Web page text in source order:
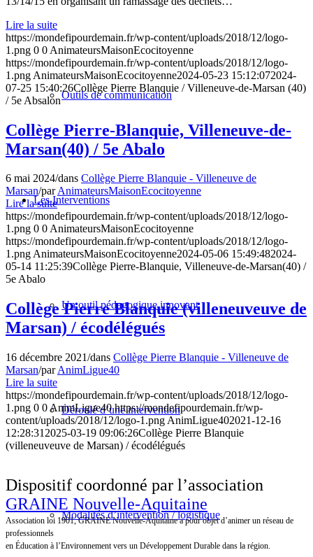
Outils de communication
Les Interventions
Un outil pédagogique innovant
Déroulé d’une intervention
Modalités d’intervention / logistique
Lire la suite
https://mondefipourdemain.fr/wp-content/uploads/2018/12/logo-
1.png 0 0 AnimateursMaisonEcocitoyenne
https://mondefipourdemain.fr/wp-content/uploads/2018/12/logo-
1.png AnimateursMaisonEcocitoyenne2024-05-23 15:12:072024-
07-25 15:40:26Collège Pierre Blanquie / Villeneuve-de-Marsan (40)
/ 5e Absalon
Collège Pierre-Blanquie, Villeneuve-de-
Marsan(40) / 5e Abalo
6 mai 2024/dans Collège Pierre Blanquie - Villeneuve de
Marsan/parAnimateursMaisonEcocitoyenne
Lire la suite
https://mondefipourdemain.fr/wp-content/uploads/2018/12/logo-
1.png 0 0AnimateursMaisonEcocitoyenne
https://mondefipourdemain.fr/wp-content/uploads/2018/12/logo-
1.pngAnimateursMaisonEcocitoyenne2024-05-06 15:49:482024-
05-14 11:25:39Collège Pierre-Blanquie, Villeneuve-de-Marsan(40) /
5e Abalo
Collège Pierre Blanquie (villeneuveuve de
Marsan) / écodélégués
16 décembre 2021/dans Collège Pierre Blanquie - Villeneuve de
Marsan/parAnimLigue40
Lire la suite
https://mondefipourdemain.fr/wp-content/uploads/2018/12/logo-
1.png 0 0AnimLigue40 https://mondefipourdemain.fr/wp-
content/uploads/2018/12/logo-1.png AnimLigue402021-12-16
12:28:31 2025-03-19 09:06:26Collège Pierre Blanquie
(villeneuveuve de Marsan) / écodélégués
Dispositif coordonné par l’association
GRAINE Nouvelle-Aquitaine
Association loi 1901, GRAINE Nouvelle-Aquitaine a pour objet d’animer un réseau de
professionnels
en Éducation à l’Environnement vers un Développement Durable dans la région.